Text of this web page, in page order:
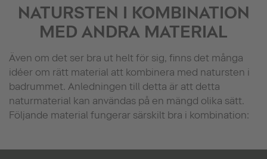
NATURSTEN I KOMBINATION
MED ANDRA MATERIAL
Även om det ser bra ut helt för sig, finns det många
idéer om rätt material att kombinera med natursten i
badrummet. Anledningen till detta är att detta
naturmaterial kan användas på en mängd olika sätt.
Följande material fungerar särskilt bra i kombination: